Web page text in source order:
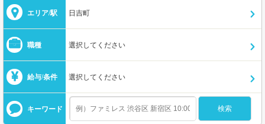
エリア/駅 日吉町
職種 選択してください
給与/条件 選択してください
キーワード